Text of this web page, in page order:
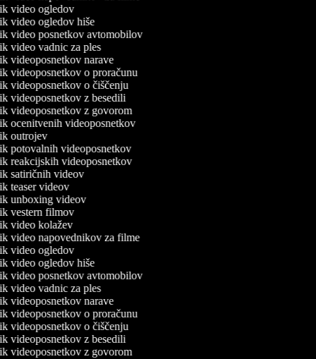
video ogledov
video ogledov hiše
video posnetkov avtomobilov
video vadnic za ples
videoposnetkov narave
videoposnetkov o proračunu
videoposnetkov o čiščenju
videoposnetkov z besedili
videoposnetkov z govorom
ocenitvenih videoposnetkov
outrojev
potovalnih videoposnetkov
reakcijskih videoposnetkov
satiričnih videov
teaser videov
unboxing videov
vestern filmov
video kolažev
video napovednikov za filme
video ogledov
video ogledov hiše
video posnetkov avtomobilov
video vadnic za ples
videoposnetkov narave
videoposnetkov o proračunu
videoposnetkov o čiščenju
videoposnetkov z besedili
videoposnetkov z govorom